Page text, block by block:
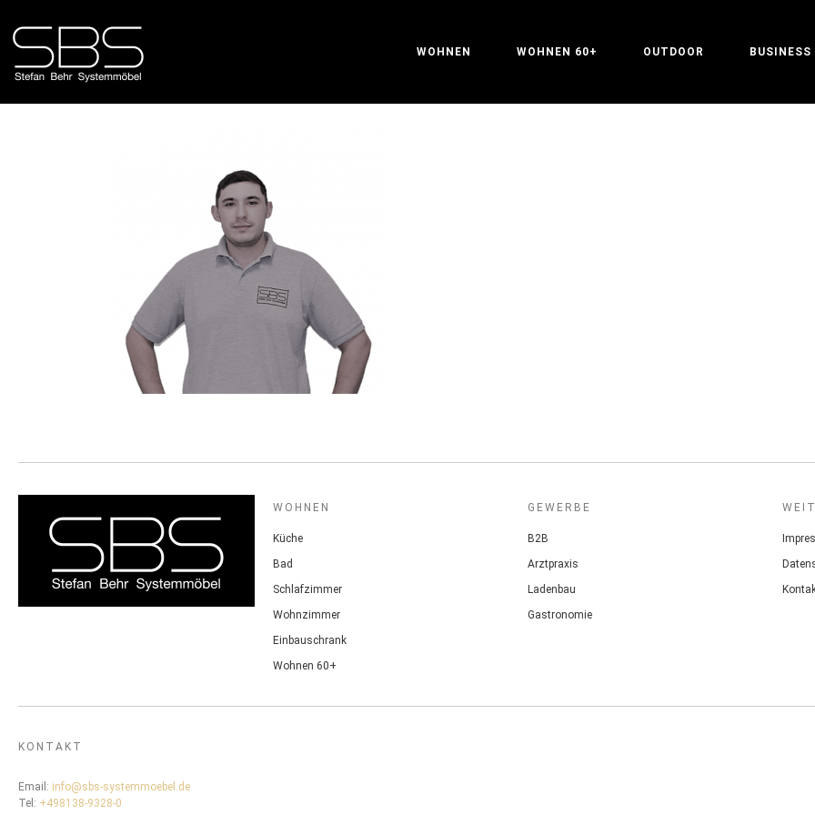
WOHNEN WOHNEN 60+ OUTDOOR BUSINESS
WOHNEN
Küche
Bad
Schlafzimmer
Wohnzimmer
Einbauschrank
Wohnen 60+
GEWERBE
B2B
Arztpraxis
Ladenbau
Gastronomie
KONTAKT
Email: info@sbs-systemmoebel.de
Tel: +498138-9328-0